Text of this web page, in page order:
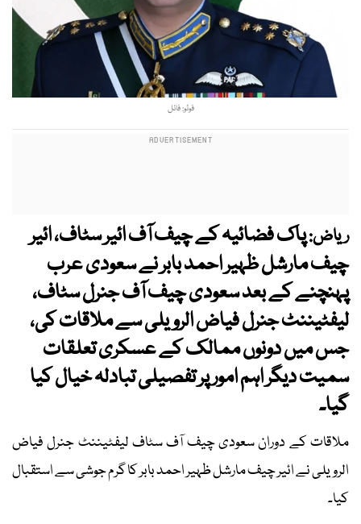
فوٹو: فائل
ریاض:پاک فضائیہ کے چیف آف ائیر سٹاف، ائیر
چیف مارشل ظہیر احمد بابر نے سعودی عرب
پہنچنے کے بعد سعودی چیف آف جنرل سٹاف،
لیفٹیننٹ جنرل فیاض الرویلی سے ملاقات کی،
جس میں دونوں ممالک کے عسکری تعلقات
سمیت دیگر اہم امور پر تفصیلی تبادلہ خیال کیا
گیا۔
ملاقات کے دوران سعودی چیف آف سٹاف لیفٹیننٹ جنرل فیاض
الرویلی نے ائیر چیف مارشل ظہیر احمد بابر کا گرم جوشی سے استقبال
کیا۔